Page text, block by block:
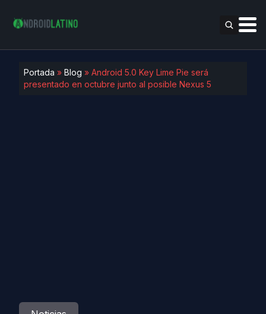
Portada » Blog » Android 5.0 Key Lime Pie será
presentado en octubre junto al posible Nexus 5